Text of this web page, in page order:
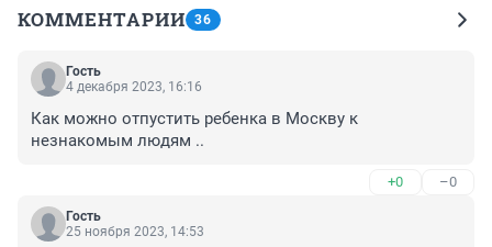
КОММЕНТАРИИ 36
Гость
4 декабря 2023, 16:16
Как можно отпустить ребенка в Москву к
незнакомым людям ..
+0 –0
Гость
25 ноября 2023, 14:53